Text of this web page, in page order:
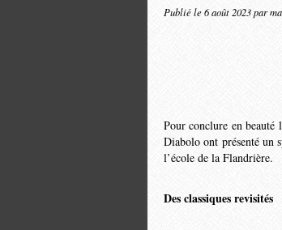
Publié le 6 août 2023par
Pour conclure en beauté
Diabolo ont présenté un
l’école de la Flandrière.
Des classiques revisités